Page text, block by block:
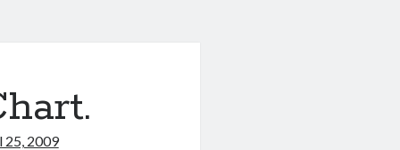
25, 2009